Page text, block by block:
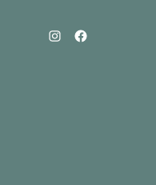
InstagramFacebook